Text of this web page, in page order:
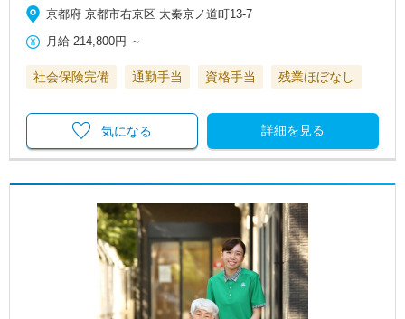
京都府 京都市右京区 太秦京ノ道町13-7
月給 214,800円 ～
社会保険完備 通勤手当 資格手当 残業ほぼなし
詳細を見る
気になる